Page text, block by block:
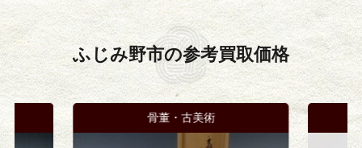
ふじみ野市の参考買取価格
骨董・古美術